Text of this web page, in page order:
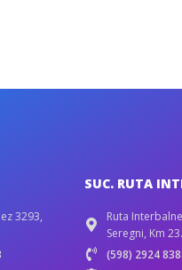
3293,
SUC. RUTA
Ruta
Seregni, Km
(598) 2924